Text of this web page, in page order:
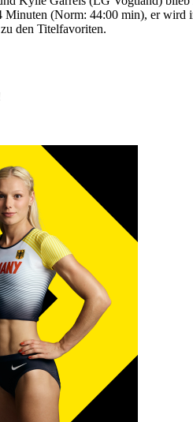
(Norm: 44:00 min), er wird
den Titelfavoriten.